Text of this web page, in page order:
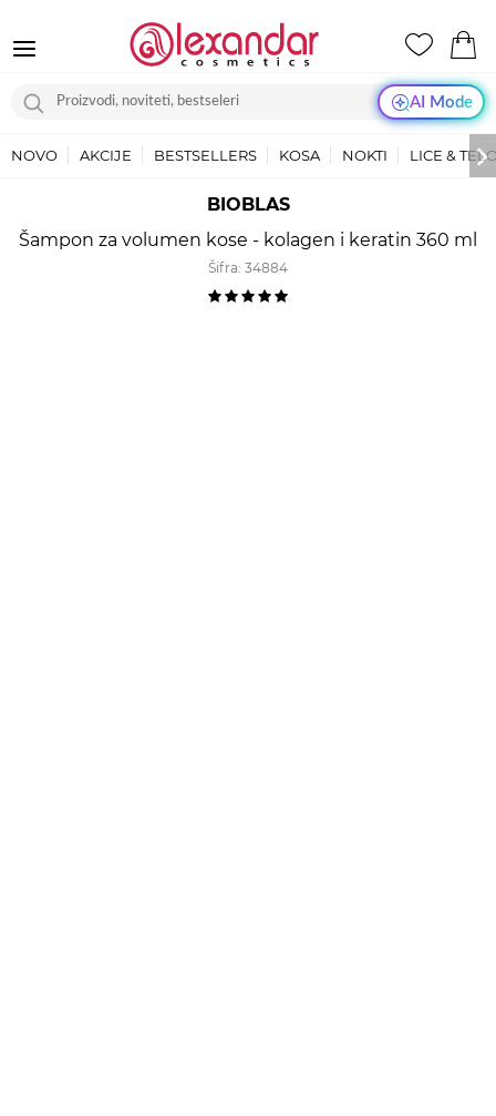
AI Mode
NOVO AKCIJE BESTSELLERS KOSA NOKTI LICE &
BIOBLAS
Šampon za volumen kose - kolagen i keratin 360 ml
Šifra: 34884